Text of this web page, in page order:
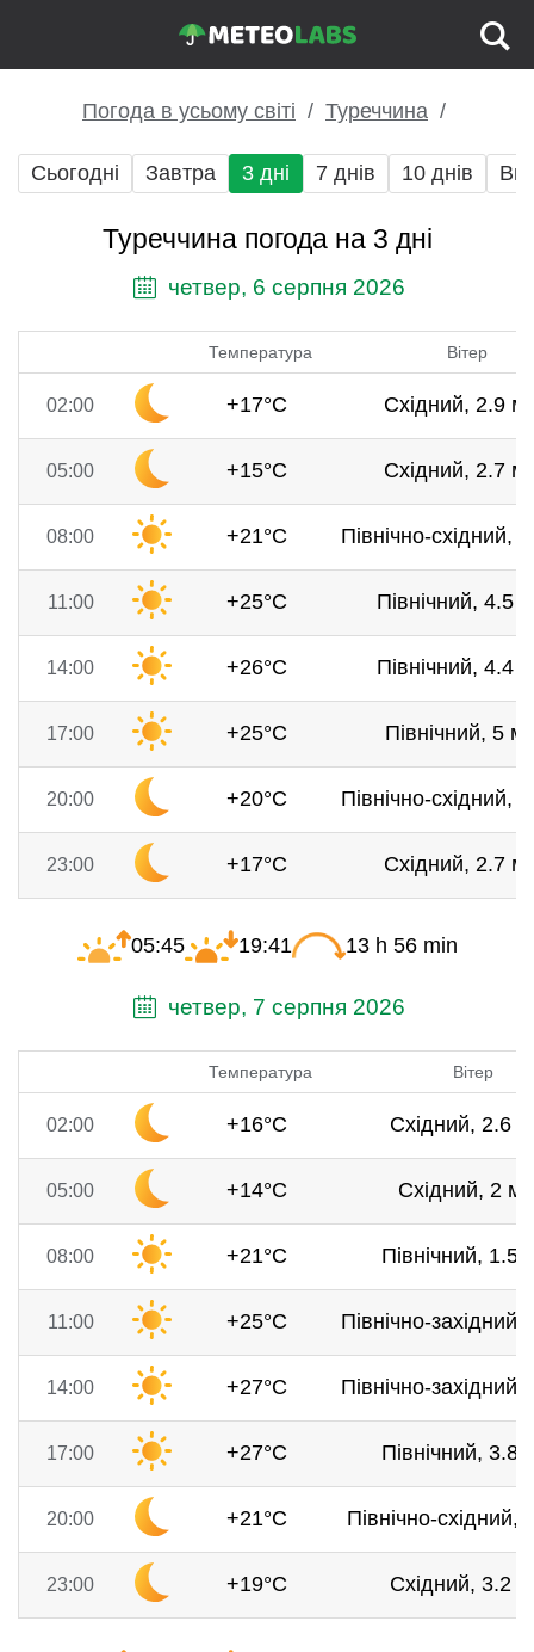
Погода в усьому світі Туреччина
Сьогодні Завтра 3 дні 7 днів 10 днів
Туреччина погода на 3 дні
четвер, 6 серпня 2026
Температура Вітер
02:00 +17°C Східний, 2.9
05:00 +15°C Східний, 2.7
08:00 +21°C Північно-східний,
11:00 +25°C Північний, 4.5
14:00 +26°C Північний, 4.4
17:00 +25°C Північний, 5 м/
20:00 +20°C Північно-східний,
23:00 +17°C Східний, 2.7
05:45 19:41 13 h 56 min
четвер, 7 серпня 2026
Температура Вітер
02:00 +16°C Східний, 2.6
05:00 +14°C Східний, 2 м/
08:00 +21°C Північний, 1.5
11:00 +25°C Північно-
14:00 +27°C Північно-
17:00 +27°C Північний, 3.8
20:00 +21°C Північно-східний,
23:00 +19°C Східний, 3.2